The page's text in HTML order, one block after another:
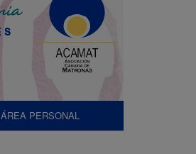
ÁREA PERSONAL